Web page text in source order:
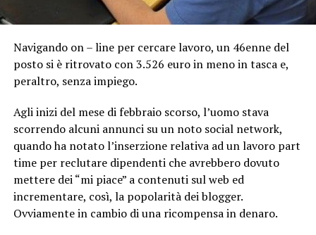
Navigando on – line per cercare lavoro, un 46enne del
posto si è ritrovato con 3.526 euro in meno in tasca e,
peraltro, senza impiego.
Agli inizi del mese di febbraio scorso, l’uomo stava
scorrendo alcuni annunci su un noto social network,
quando ha notato l’inserzione relativa ad un lavoro part
time per reclutare dipendenti che avrebbero dovuto
mettere dei “mi piace” a contenuti sul web ed
incrementare, così, la popolarità dei blogger.
Ovviamente in cambio di una ricompensa in denaro.